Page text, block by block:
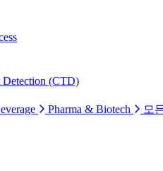
Detection (CTD)
Pharma & Biotech
모